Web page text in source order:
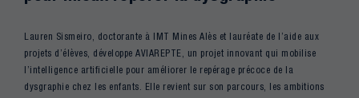
Lauren Sismeiro, doctorante à IMT Mines Alès et lauréate de l’aide aux
projets d’élèves, développe AVIAREPTE, un projet innovant qui mobilise
l’intelligence artificielle pour améliorer le repérage précoce de la
dysgraphie chez les enfants. Elle revient sur son parcours, les ambitions